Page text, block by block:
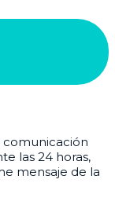
comunicación
las 24 horas,
mensaje de la